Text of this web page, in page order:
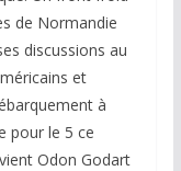
de Normandie
discussions au
et
à
pour le 5 ce
Odon Godart